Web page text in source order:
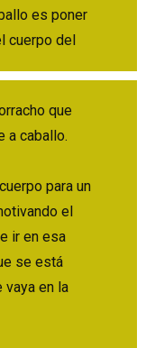
es poner
cuerpo del
que
a caballo.
para un
el
ir en esa
se está
vaya en la